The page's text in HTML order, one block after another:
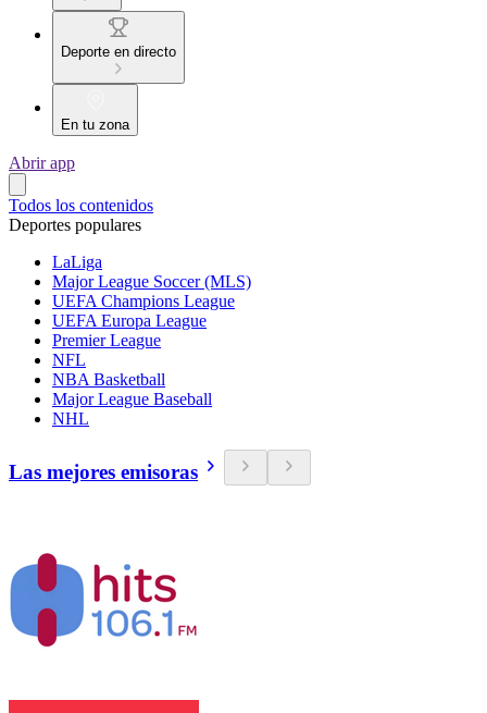
Deporte en directo
En tu zona
Abrir app
Todos los contenidos
Deportes populares
LaLiga
Major League Soccer (MLS)
UEFA Champions League
UEFA Europa League
Premier League
NFL
NBA Basketball
Major League Baseball
NHL
Las mejores emisoras